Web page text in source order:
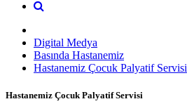
Digital Medya
Basında Hastanemiz
Hastanemiz Çocuk Palyatif Servisi
Hastanemiz Çocuk Palyatif Servisi